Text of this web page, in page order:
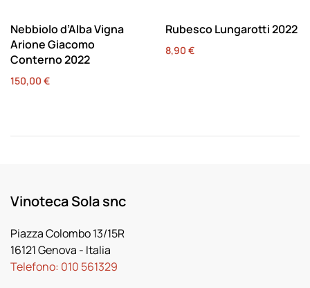
Nebbiolo d’Alba Vigna
Arione Giacomo
Conterno 2022
150,00 €
Rubesco Lungarotti 2022
8,90 €
Vinoteca Sola snc
Piazza Colombo 13/15R
16121 Genova - Italia
Telefono: 010 561329